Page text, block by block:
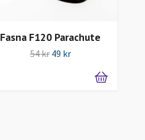
Fasna F120 Parachute
54 kr 49 kr